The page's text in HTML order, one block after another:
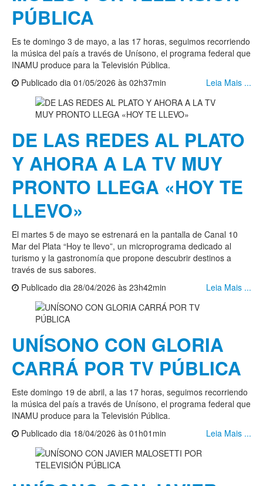
PÚBLICA
Es te domingo 3 de mayo, a las 17 horas, seguimos recorriendo
la música del país a través de Unísono, el programa federal que
INAMU produce para la Televisión Pública.
Publicado dia 01/05/2026 às 02h37min
Leia Mais ...
DE LAS REDES AL PLATO
Y AHORA A LA TV MUY
PRONTO LLEGA «HOY TE
LLEVO»
El martes 5 de mayo se estrenará en la pantalla de Canal 10
Mar del Plata “Hoy te llevo”, un microprograma dedicado al
turismo y la gastronomía que propone descubrir destinos a
través de sus sabores.
Publicado dia 28/04/2026 às 23h42min
Leia Mais ...
UNÍSONO CON GLORIA
CARRÁ POR TV PÚBLICA
Este domingo 19 de abril, a las 17 horas, seguimos recorriendo
la música del país a través de Unísono, el programa federal que
INAMU produce para la Televisión Pública.
Publicado dia 18/04/2026 às 01h01min
Leia Mais ...